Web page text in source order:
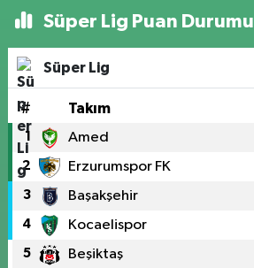
Süper Lig Puan Durumu
Süper Lig
# Takım
1 Amed
2 Erzurumspor FK
3 Başakşehir
4 Kocaelispor
5 Beşiktaş